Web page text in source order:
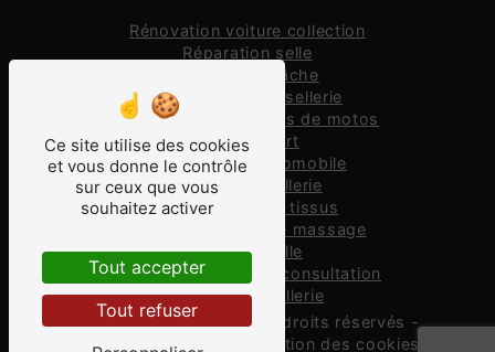
Rénovation voiture collection
Réparation selle
Réparation bâche
Restauration de sellerie
Restauration de selles de motos
Selle confort
Restauration automobile
Réparation sellerie
Restauration de tissus
Réparation table de massage
Création selle
Rénovation table de consultation
Rénovation sellerie
Vistalid- 2026 - Tous droits réservés -
Mentions légales
Gestion des cookies
Ce site utilise des cookies
et vous donne le contrôle
sur ceux que vous
souhaitez activer
Tout accepter
Tout refuser